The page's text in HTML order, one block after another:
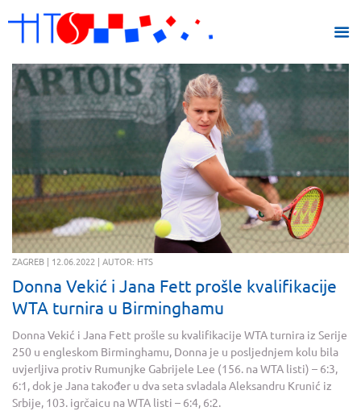
ZAGREB | 12.06.2022 | AUTOR: HTS
Donna Vekić i Jana Fett prošle kvalifikacije
WTA turnira u Birminghamu
Donna Vekić i Jana Fett prošle su kvalifikacije WTA turnira iz Serije
250 u engleskom Birminghamu, Donna je u posljednjem kolu bila
uvjerljiva protiv Rumunjke Gabrijele Lee (156. na WTA listi) – 6:3,
6:1, dok je Jana također u dva seta svladala Aleksandru Krunić iz
Srbije, 103. igrčaicu na WTA listi – 6:4, 6:2.